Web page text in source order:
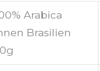
Arabica
Brasilien